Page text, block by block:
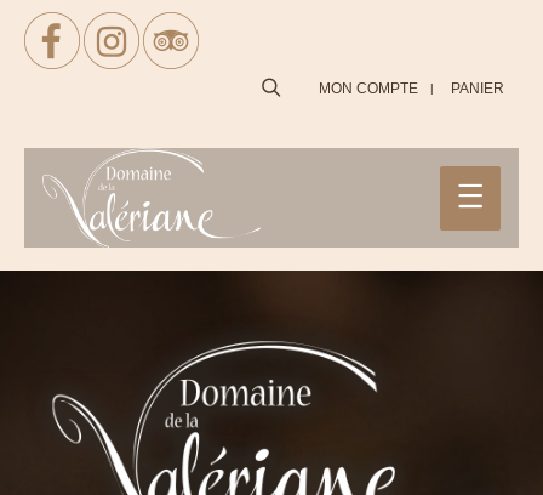
SEARCHMON COMPTE PANIER
Main
Menu